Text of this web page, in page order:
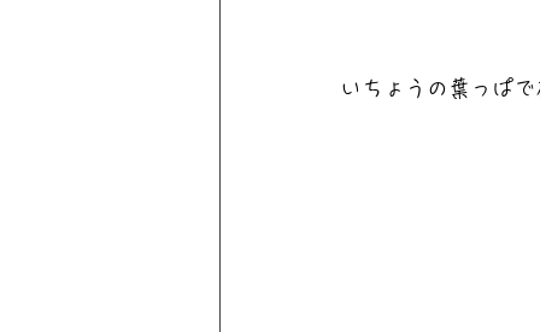
いちょうの葉っぱ